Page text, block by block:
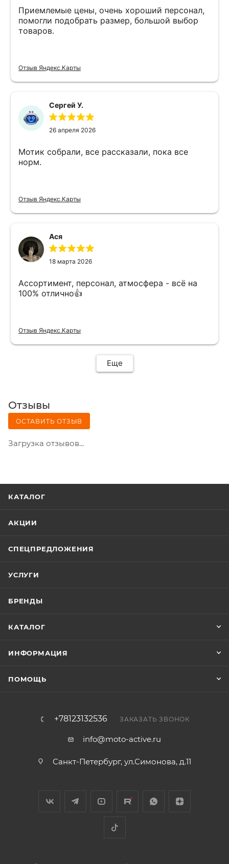
Приемлемые цены, очень хороший персонал,
помогли подобрать размер, большой выбор
товаров.
Отзыв Яндекс.Карты
Сергей У.
26 апреля 2026
Мотик собрали, все рассказали, пока все
норм.
Отзыв Яндекс.Карты
Ася
18 марта 2026
Ассортимент, персонал, атмосфера - всё на
100% отлично👍
Отзыв Яндекс.Карты
Еще
Отзывы
ОСТАВИТЬ ОТЗЫВ
Загрузка отзывов...
КАТАЛОГ
АКЦИИ
СПЕЦПРЕДЛОЖЕНИЯ
УСЛУГИ
БРЕНДЫ
КАТАЛОГ
ИНФОРМАЦИЯ
ПОМОЩЬ
+78123132536 ЗАКАЗАТЬ ЗВОНОК
info@moto-active.ru
Санкт-Петербург, ул.Симонова, д.11